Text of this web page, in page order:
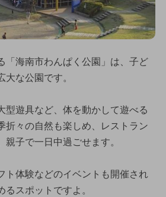
「海南市わんぱく公園」は、子ど
大な公園です。
型遊具など、体を動かして遊べる
折々の自然も楽しめ、レストラン
子で一日中過ごせます。
ト体験などのイベントも開催され
るスポットですよ。